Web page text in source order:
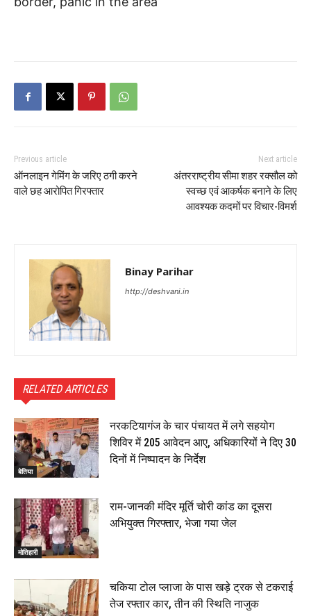
Previous article
ऑनलाइन गेमिंग के जरिए ठगी करने
वाले छह आरोपित गिरफ्तार
Next article
अंतरराष्ट्रीय सीमा शहर रक्सौल को
स्वच्छ एवं आकर्षक बनाने के लिए
आवश्यक कदमों पर विचार-विमर्श
Binay Parihar
http://deshvani.in
RELATED ARTICLES
बेतिया
नरकटियागंज के चार पंचायत में लगे सहयोग
शिविर में 205 आवेदन आए, अधिकारियों ने दिए 30
दिनों में निष्पादन के निर्देश
मोतिहारी
राम-जानकी मंदिर मूर्ति चोरी कांड का दूसरा
अभियुक्त गिरफ्तार, भेजा गया जेल
चकिया टोल प्लाजा के पास खड़े ट्रक से टकराई
तेज रफ्तार कार, तीन की स्थिति नाजुक